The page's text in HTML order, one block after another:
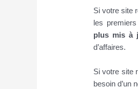
Si votre site
les
plus mis à
d’affaires.
Si votre site
besoin d’un